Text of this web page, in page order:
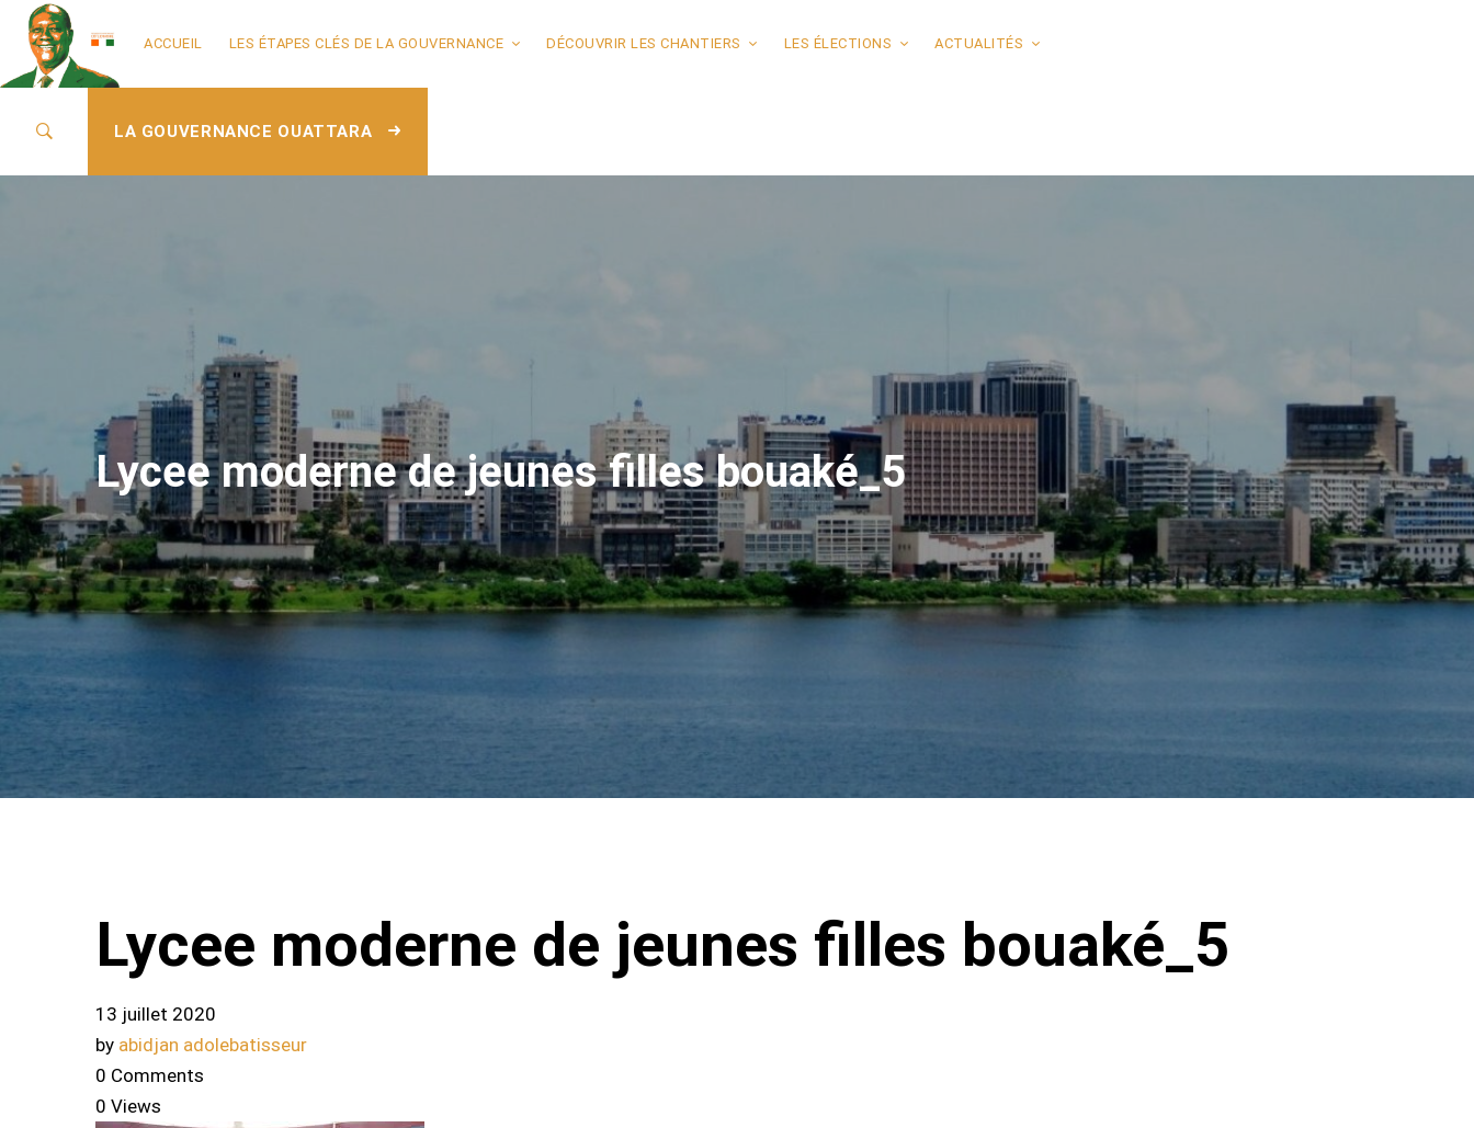
ACCUEIL LES ÉTAPES CLÉS DE LA GOUVERNANCE DÉCOUVRIR LES CHANTIERS LES ÉLECTIONS ACTUALITÉS
LA GOUVERNANCE OUATTARA
Lycee moderne de jeunes filles bouaké_5
Lycee moderne de jeunes filles bouaké_5
13 juillet 2020
by abidjan adolebatisseur
0 Comments
0 Views